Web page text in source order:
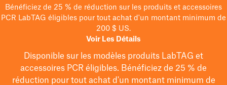
Bénéficiez de 25 % de réduction sur les produits et accessoires
PCR LabTAG éligibles pour tout achat d'un montant minimum de
200 $ US.
Voir Les Détails
Disponible sur les modèles produits LabTAG et
accessoires PCR éligibles. Bénéficiez de 25 % de
réduction pour tout achat d'un montant minimum de